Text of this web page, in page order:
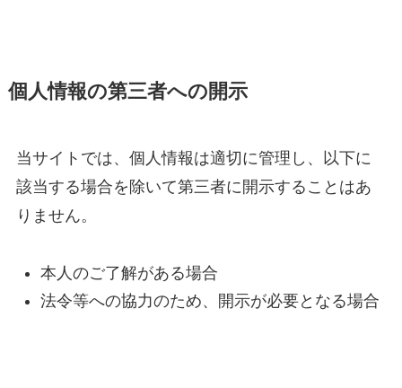
個人情報の第三者への開示
当サイトでは、個人情報は適切に管理し、以下に
該当する場合を除いて第三者に開示することはあ
りません。
本人のご了解がある場合
法令等への協力のため、開示が必要となる場合